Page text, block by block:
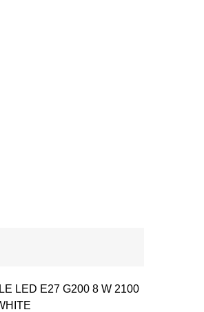
LED E27 G200 8 W 2100